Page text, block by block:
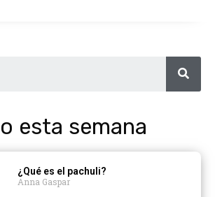
esta semana
¿Qué es el pachuli?
Anna Gaspar